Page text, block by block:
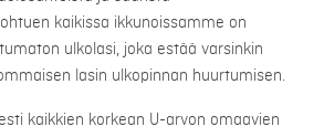
kaikissa ikkunoissamme on
ulkolasi, joka estää varsinkin
lasin ulkopinnan huurtumisen.
kaikkien korkean U-arvon omaavien